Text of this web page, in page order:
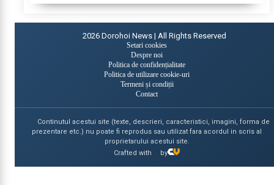
2026 Dorohoi News | All Rights Reserved
Setari cookies
Despre noi
Politica de confidențialitate
Politica de utilizare cookie-uri
Termeni și condiții
Contact
Continutul acestui site (texte, descrieri, caracteristici, imagini, forma de
prezentare etc.) nu poate fi reprodus sau utilizat fara acordul in scris al
proprietarului acestui site.
Crafted with
by